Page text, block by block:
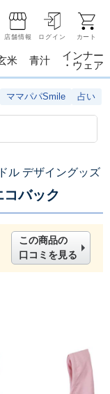
店舗情報 ログイン カート
米 青汁
インナー
・ウェア
ママパパSmile 占い
ル デザイングッズ
バック
この商品の
口コミを見る